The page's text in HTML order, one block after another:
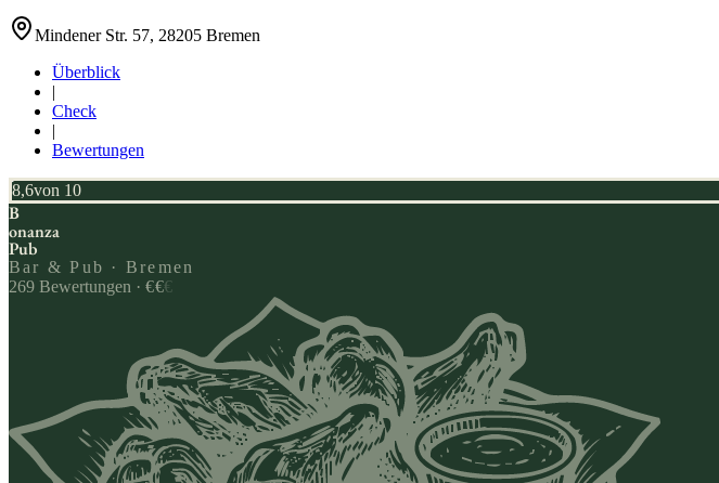
Mindener Str. 57, 28205 Bremen
Überblick
|
Check
|
Bewertungen
8,6von 10
B
onanza
Pub
Bar & Pub · Bremen
269 Bewertungen · €€€